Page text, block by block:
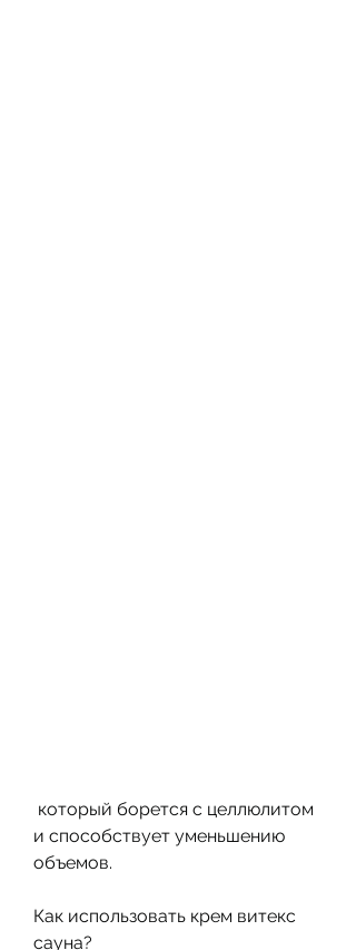
и способствует уменьшению
объемов.
Как использовать крем витекс
сауна?